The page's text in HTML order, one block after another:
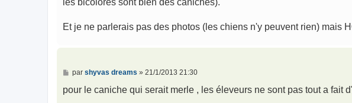
les bicolores sont bien des caniches).
Et je ne parlerais pas des photos (les chiens n'y peuvent rien) mais
M
s
par shyvas dreams » 21/1/2013 21:30
pour le caniche qui serait merle , les éleveurs ne sont pas tout a fait